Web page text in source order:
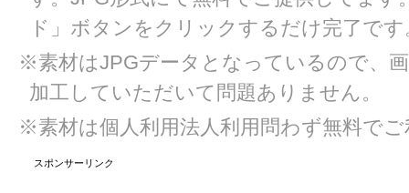
ド」ボタンをクリックするだけ完了です
※素材はJPGデータとなっているので、
加工していただいて問題ありません。
※素材は個人利用法人利用問わず無料で
スポンサーリンク